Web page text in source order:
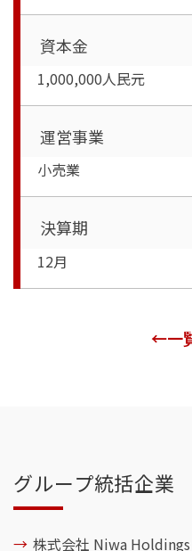
資本金
1,000,000人民元
運営事業
小売業
決算期
12月
一
関連・出資企業一覧
グループ統括企業
株式会社 Niwa Holdings